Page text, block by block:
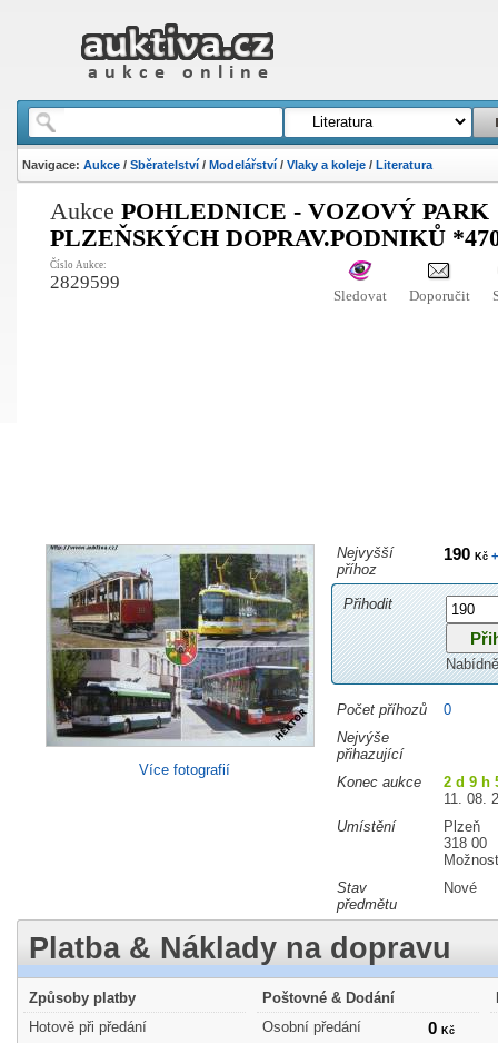
Navigace: Aukce/ Sběratelství/ Modelářství/ Vlaky a koleje/ Literatura
Aukce POHLEDNICE - VOZOVÝ PARK
PLZEŇSKÝCH DOPRAV.PODNIKŮ
Číslo Aukce:
2829599
Sledovat Doporučit
Více fotografií
Nejvyšší
příhoz
190 Kč+
Přihodit
Počet příhozů
0
Nejvýše
přihazující
Konec aukce
2 d 9 h
11. 08.
Umístění
Plzeň
318 00
Stav
předmětu
Nové
Platba & Náklady na dopravu
Způsoby platby
Hotově při předání
Poštovné & Dodání
Osobní předání
0 Kč